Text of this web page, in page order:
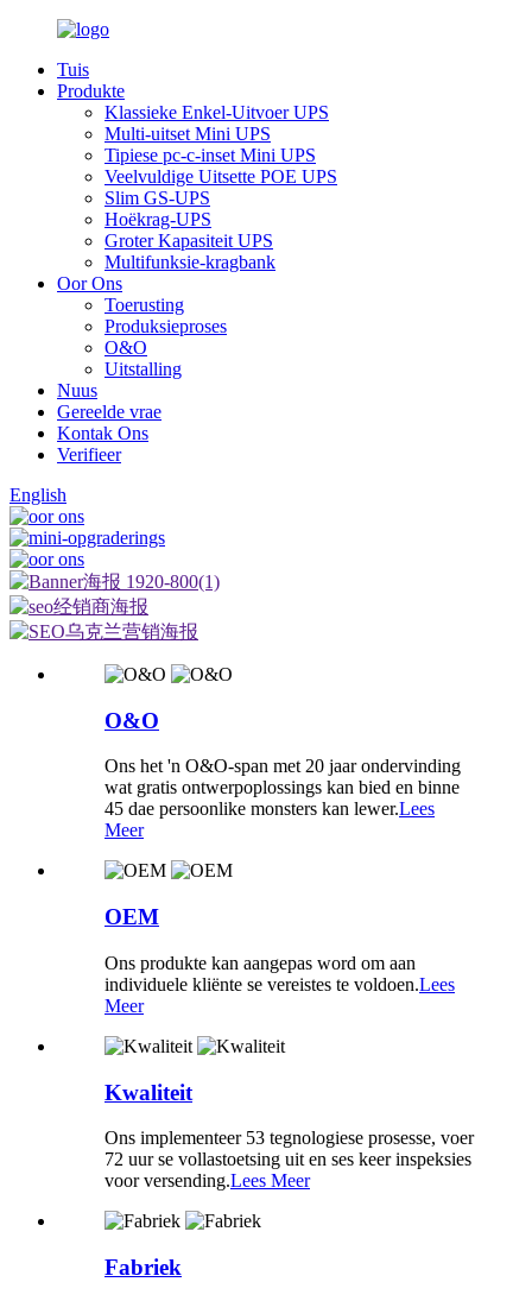
Tuis
Produkte
Klassieke Enkel-Uitvoer UPS
Multi-uitset Mini UPS
Tipiese pc-c-inset Mini UPS
Veelvuldige Uitsette POE UPS
Slim GS-UPS
Hoëkrag-UPS
Groter Kapasiteit UPS
Multifunksie-kragbank
Oor Ons
Toerusting
Produksieproses
O&O
Uitstalling
Nuus
Gereelde vrae
Kontak Ons
Verifieer
English
O&O
Ons het 'n O&O-span met 20 jaar ondervinding
wat gratis ontwerpoplossings kan bied en binne
45 dae persoonlike monsters kan lewer.Lees
Meer
OEM
Ons produkte kan aangepas word om aan
individuele kliënte se vereistes te voldoen.Lees
Meer
Kwaliteit
Ons implementeer 53 tegnologiese prosesse, voer
72 uur se vollastoetsing uit en ses keer inspeksies
voor versending.Lees Meer
Fabriek